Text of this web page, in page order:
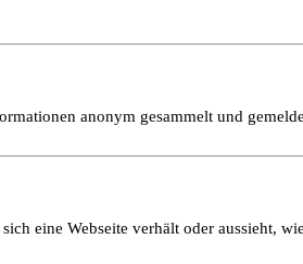
anonym gesammelt und
eine Webseite verhält oder aussieht,